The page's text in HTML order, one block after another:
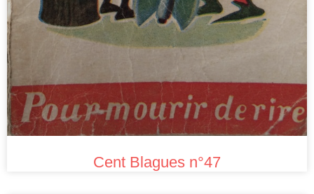
Cent Blagues n°47